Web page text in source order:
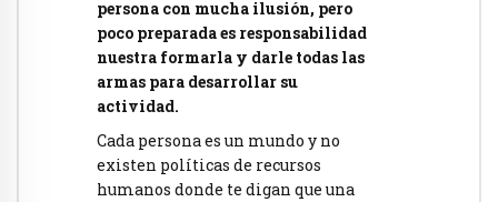
persona con mucha ilusión, pero
poco preparada es responsabilidad
nuestra formarla y darle todas las
armas para desarrollar su
actividad.
Cada persona es un mundo y no
existen políticas de recursos
humanos donde te digan que una